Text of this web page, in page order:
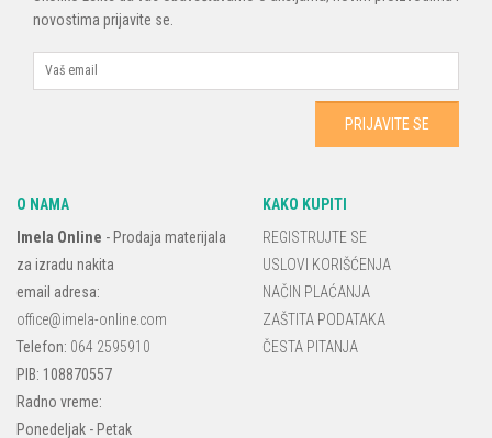
novostima prijavite se.
O NAMA
Imela Online - Prodaja materijala
za izradu nakita
email adresa:
office@imela-online.com
Telefon: 064 2595910
PIB: 108870557
Radno vreme:
Ponedeljak - Petak
KAKO KUPITI
REGISTRUJTE SE
USLOVI KORIŠĆENJA
NAČIN PLAĆANJA
ZAŠTITA PODATAKA
ČESTA PITANJA